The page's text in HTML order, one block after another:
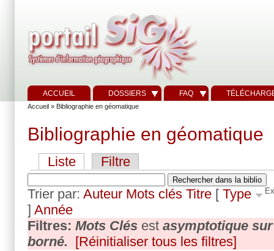
ACCUEIL DOSSIERS FAQ
Accueil » Bibliographie en géomatique
Bibliographie en géomatique
Liste Filtre
Trier par: Auteur Mots clés Titre [ Type
] Année
Filtres: Mots Clés est asymptotique
borné. [Réinitialiser tous les filtres]